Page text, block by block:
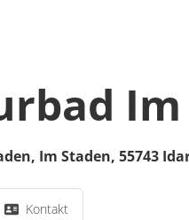
Im
Im Staden, 55743
Kontakt